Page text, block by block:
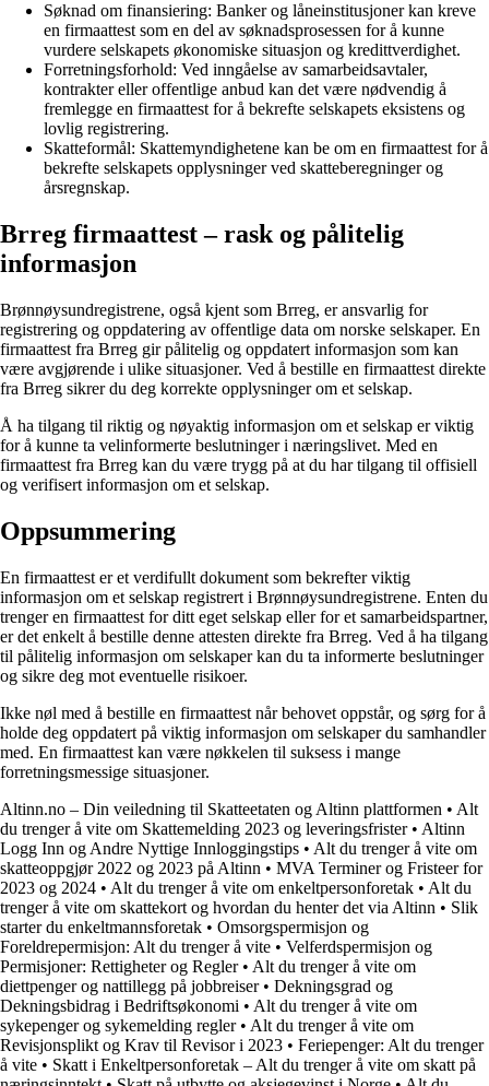
Søknad om finansiering: Banker og låneinstitusjoner kan kreve
en firmaattest som en del av søknadsprosessen for å kunne
vurdere selskapets økonomiske situasjon og kredittverdighet.
Forretningsforhold: Ved inngåelse av samarbeidsavtaler,
kontrakter eller offentlige anbud kan det være nødvendig å
fremlegge en firmaattest for å bekrefte selskapets eksistens og
lovlig registrering.
Skatteformål: Skattemyndighetene kan be om en firmaattest for å
bekrefte selskapets opplysninger ved skatteberegninger og
årsregnskap.
Brreg firmaattest – rask og pålitelig
informasjon
Brønnøysundregistrene, også kjent som Brreg, er ansvarlig for
registrering og oppdatering av offentlige data om norske selskaper. En
firmaattest fra Brreg gir pålitelig og oppdatert informasjon som kan
være avgjørende i ulike situasjoner. Ved å bestille en firmaattest direkte
fra Brreg sikrer du deg korrekte opplysninger om et selskap.
Å ha tilgang til riktig og nøyaktig informasjon om et selskap er viktig
for å kunne ta velinformerte beslutninger i næringslivet. Med en
firmaattest fra Brreg kan du være trygg på at du har tilgang til offisiell
og verifisert informasjon om et selskap.
Oppsummering
En firmaattest er et verdifullt dokument som bekrefter viktig
informasjon om et selskap registrert i Brønnøysundregistrene. Enten du
trenger en firmaattest for ditt eget selskap eller for et samarbeidspartner,
er det enkelt å bestille denne attesten direkte fra Brreg. Ved å ha tilgang
til pålitelig informasjon om selskaper kan du ta informerte beslutninger
og sikre deg mot eventuelle risikoer.
Ikke nøl med å bestille en firmaattest når behovet oppstår, og sørg for å
holde deg oppdatert på viktig informasjon om selskaper du samhandler
med. En firmaattest kan være nøkkelen til suksess i mange
forretningsmessige situasjoner.
Altinn.no – Din veiledning til Skatteetaten og Altinn plattformen • Alt
du trenger å vite om Skattemelding 2023 og leveringsfrister• Altinn
Logg Inn og Andre Nyttige Innloggingstips • Alt du trenger å vite om
skatteoppgjør 2022 og 2023 på Altinn • MVA Terminer og Fristeer for
2023 og 2024 • Alt du trenger å vite om enkeltpersonforetak • Alt du
trenger å vite om skattekort og hvordan du henter det via Altinn • Slik
starter du enkeltmannsforetak • Omsorgspermisjon og
Foreldrepermisjon: Alt du trenger å vite • Velferdspermisjon og
Permisjoner: Rettigheter og Regler• Alt du trenger å vite om
diettpenger og nattillegg på jobbreiser• Dekningsgrad og
Dekningsbidrag i Bedriftsøkonomi • Alt du trenger å vite om
sykepenger og sykemelding regler• Alt du trenger å vite om
Revisjonsplikt og Krav til Revisor i 2023 • Feriepenger: Alt du trenger
å vite • Skatt i Enkeltpersonforetak – Alt du trenger å vite om skatt på